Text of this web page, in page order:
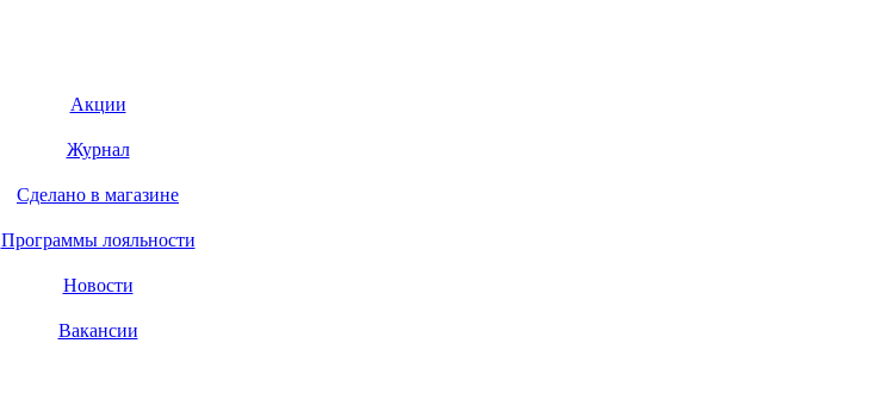
Акции
Журнал
Сделано в магазине
Программы лояльности
Новости
Вакансии